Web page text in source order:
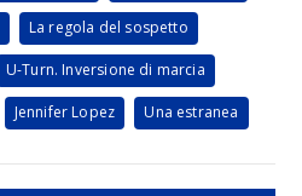
La regola del sospetto
U-Turn. Inversione di marcia
Jennifer Lopez Una estranea